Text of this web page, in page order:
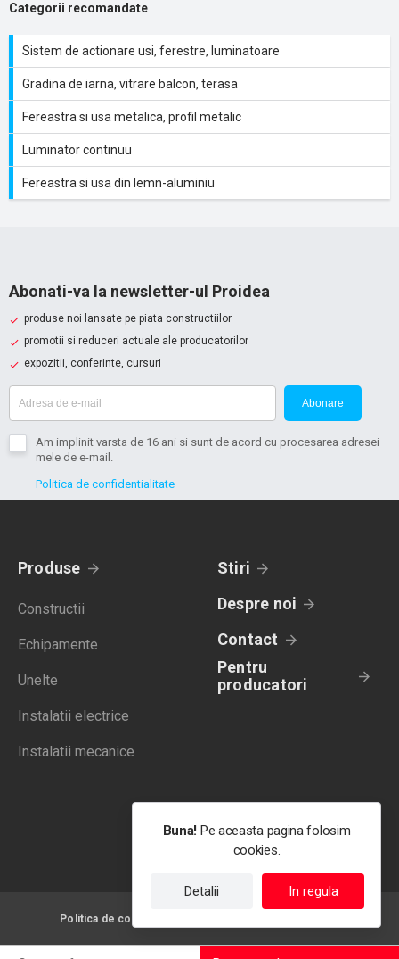
Categorii recomandate
Sistem de actionare usi, ferestre, luminatoare
Gradina de iarna, vitrare balcon, terasa
Fereastra si usa metalica, profil metalic
Luminator continuu
Fereastra si usa din lemn-aluminiu
Abonati-va la newsletter-ul Proidea
produse noi lansate pe piata constructiilor
promotii si reduceri actuale ale producatorilor
expozitii, conferinte, cursuri
Abonare
Am implinit varsta de 16 ani si sunt de acord cu procesarea adresei
mele de e-mail.
Politica de confidentialitate
Produse
Constructii
Echipamente
Unelte
Instalatii electrice
Instalatii mecanice
Stiri
Despre noi
Contact
Pentru
producatori
Politica de confidentialitate
Buna! Pe aceasta pagina folosim
cookies.
Detalii In regula